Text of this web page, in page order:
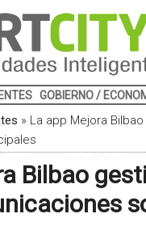
GOBIERNO /
» La app Mejora
Bilbao